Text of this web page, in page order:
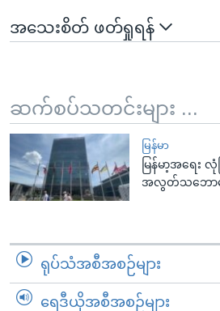
အသေးစိတ် ဖတ်ရှုရန်
ဆက်စပ်သတင်းများ ...
မြန်မာ
မြန်မာ့အရေး
အလွတ်သဘောဆွ
ရုပ်သံအစီအစဉ်များ
ရေဒီယိုအစီအစဉ်များ